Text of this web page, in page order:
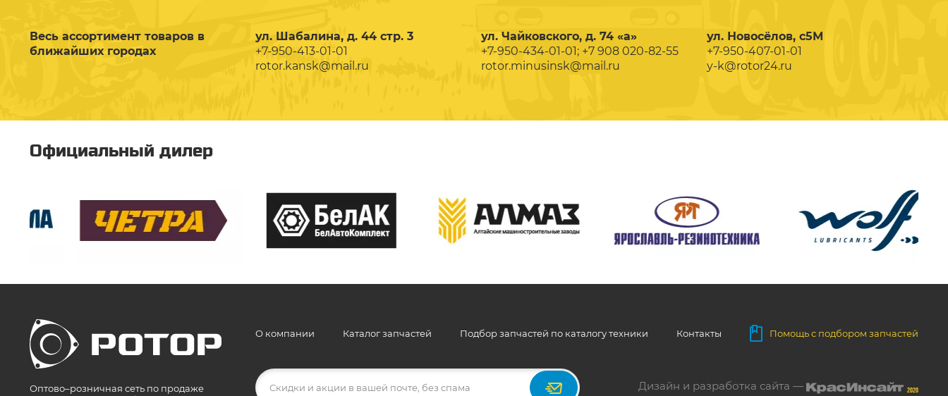
Весь ассортимент товаров в
ближайших городах
ул. Шабалина, д. 44 стр. 3
+7-950-413-01-01
rotor.kansk@mail.ru
ул. Чайковского, д. 74 «а»
+7-950-434-01-01; +7 908 020-82-55
rotor.minusinsk@mail.ru
ул. Новосёлов, с5М
+7-950-407-01-01
y-k@rotor24.ru
Официальный дилер
Оптово–розничная сеть по продаже
О компании Каталог запчастей Подбор запчастей по каталогу техники Контакты Помощь с подбором запчастей
Дизайн и разработка сайта — 2020